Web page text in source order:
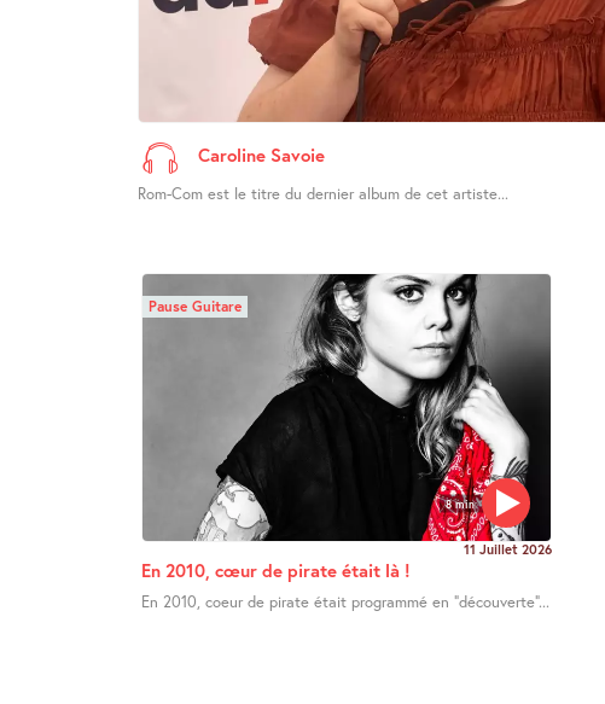
Caroline Savoie
Rom-Com est le titre du dernier album de cet artiste...
8 min
Pause Guitare
11 Juillet 2026
En 2010, cœur de pirate était là !
En 2010, coeur de pirate était programmé en "découverte"...